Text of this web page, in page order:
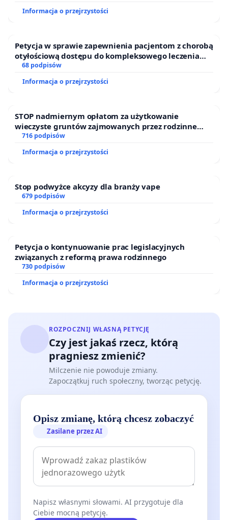
Informacja o przejrzystości
Petycja w sprawie zapewnienia pacjentom z chorobą
otyłościową dostępu do kompleksowego leczenia
oraz programów profilaktycznych.
68 podpisów
Informacja o przejrzystości
STOP nadmiernym opłatom za użytkowanie
wieczyste gruntów zajmowanych przez rodzinne
ogrody działkowe.
716 podpisów
Informacja o przejrzystości
Stop podwyżce akcyzy dla branży vape
679 podpisów
Informacja o przejrzystości
Petycja o kontynuowanie prac legislacyjnych
związanych z reformą prawa rodzinnego
730 podpisów
Informacja o przejrzystości
ROZPOCZNIJ WŁASNĄ PETYCJĘ
Czy jest jakaś rzecz, którą
pragniesz zmienić?
Milczenie nie powoduje zmiany.
Zapoczątkuj ruch społeczny, tworząc petycję.
Opisz zmianę, którą chcesz zobaczyć
Zasilane przez AI
Napisz własnymi słowami. AI przygotuje dla
Ciebie mocną petycję.